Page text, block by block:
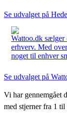
Se udvalget på
Wattoo.dk
erhverv. Med
noget til enhver
Se udvalget på
Vi har gennemgået
med stjerner fra 1